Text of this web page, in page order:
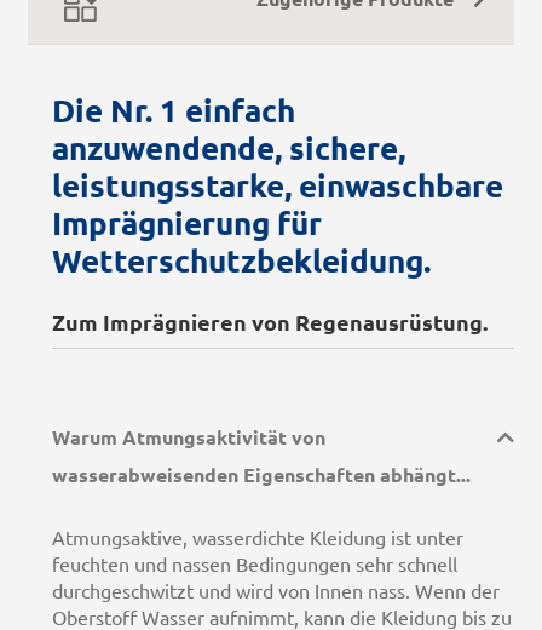
Die Nr. 1 einfach
anzuwendende, sichere,
leistungsstarke, einwaschbare
Imprägnierung für
Wetterschutzbekleidung.
Zum Imprägnieren von Regenausrüstung.
Warum Atmungsaktivität von
wasserabweisenden Eigenschaften abhängt...
Atmungsaktive, wasserdichte Kleidung ist unter
feuchten und nassen Bedingungen sehr schnell
durchgeschwitzt und wird von Innen nass. Wenn der
Oberstoff Wasser aufnimmt, kann die Kleidung bis zu